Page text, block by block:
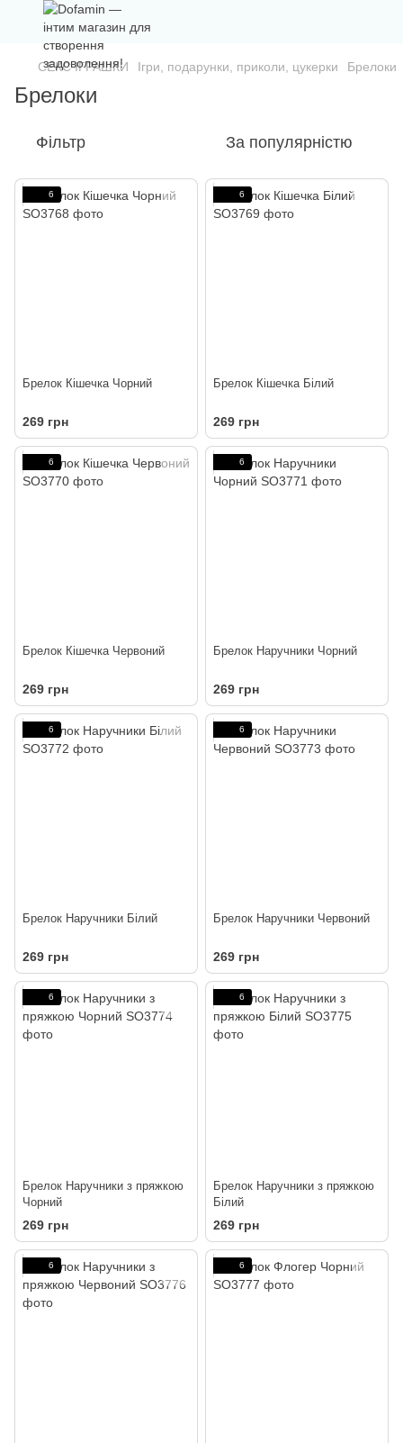
СЕКС ІГРАШКИ Ігри, подарунки, приколи, цукерки Брелоки
Брелоки
Фільтр За популярністю
6
Брелок Кішечка Чорний
269 грн
6
Брелок Кішечка Білий
269 грн
6
Брелок Кішечка Червоний
269 грн
6
Брелок Наручники Чорний
269 грн
6
Брелок Наручники Білий
269 грн
6
Брелок Наручники Червоний
269 грн
6
Брелок Наручники з пряжкою
Чорний
269 грн
6
Брелок Наручники з пряжкою
Білий
269 грн
6 6